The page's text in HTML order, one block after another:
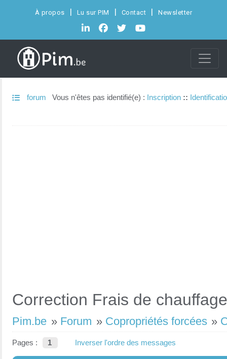
À propos Lu sur PIM Contact Newsletter
forum Vous n'êtes pas identifié(e) : Inscription ::
Correction Frais de chauffage
Pim.be » Forum » Copropriétés forcées »
Pages : 1 Inverser l'ordre des messages